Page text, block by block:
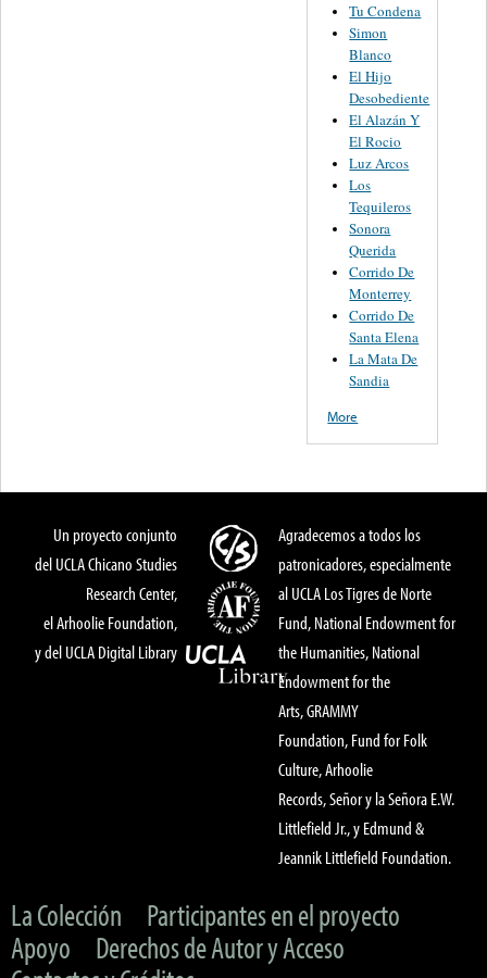
Tu Condena
Simon
Blanco
El Hijo
Desobediente
El Alazán Y
El Rocio
Luz Arcos
Los
Tequileros
Sonora
Querida
Corrido De
Monterrey
Corrido De
Santa Elena
La Mata De
Sandia
More
Un proyecto conjunto
del UCLA Chicano Studies
Research Center,
el Arhoolie Foundation,
y del UCLA Digital Library
Agradecemos a todos los
patronicadores, especialmente
al UCLA Los Tigres de Norte
Fund, National Endowment for
the Humanities, National
Endowment for the
Arts, GRAMMY
Foundation, Fund for Folk
Culture, Arhoolie
Records, Señor y la Señora E.W.
Littlefield Jr., y Edmund &
Jeannik Littlefield Foundation.
La Colección
Participantes en el proyecto
Apoyo
Derechos de Autor y Acceso